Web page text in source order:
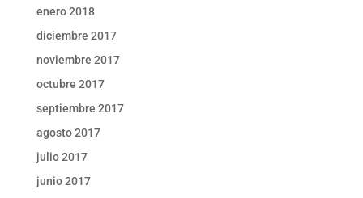
enero 2018
diciembre 2017
noviembre 2017
octubre 2017
septiembre 2017
agosto 2017
julio 2017
junio 2017